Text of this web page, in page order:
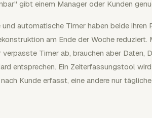
gibt einem Manager oder Kunden
und automatische Timer haben beide
am Ende der Woche reduziert.
Timer ab, brauchen aber Daten,
entsprechen. Ein Zeiterfassungstool
Kunde erfasst, eine andere nur